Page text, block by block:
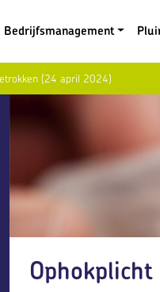
Bedrijfsmanagement
(24 april 2024)